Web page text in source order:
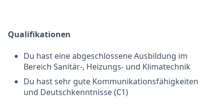
Qualifikationen
Du hast eine abgeschlossene Ausbildung im
Bereich Sanitär-, Heizungs- und Klimatechnik
Du hast sehr gute Kommunikationsfähigkeiten
und Deutschkenntnisse (C1)